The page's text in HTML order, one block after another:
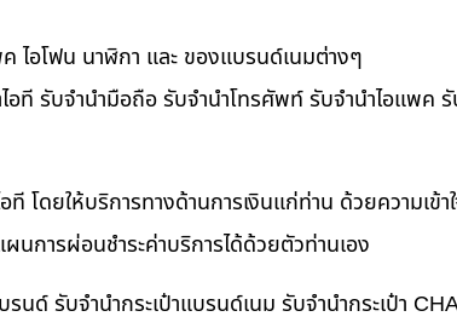
ไอโฟน นาฬิกา และ ของแบรนด์เนมต่างๆ
ที รับจำนำมือถือ รับจำนำโทรศัพท์ รับจำนำไอแพค
ดยให้บริการทางด้านการเงินแก่ท่าน ด้วยความเข้า
นการผ่อนชำระค่าบริการได้ด้วยตัวท่านเอง
นด์ รับจำนำกระเป๋าแบรนด์เนม รับจำนำกระเป๋า